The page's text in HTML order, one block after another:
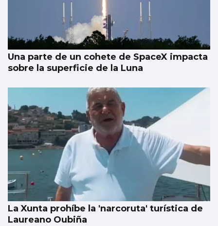
Investigan por asesinato al detenido por un
atropello mortal intencionado en Ames
Una parte de un cohete de SpaceX impacta
sobre la superficie de la Luna
La Xunta prohíbe la 'narcoruta' turística de
Laureano Oubiña